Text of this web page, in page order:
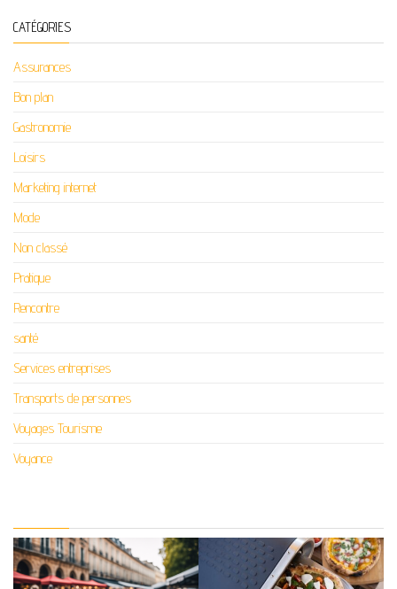
CATÉGORIES
Assurances
Bon plan
Gastronomie
Loisirs
Marketing internet
Mode
Non classé
Pratique
Rencontre
santé
Services entreprises
Transports de personnes
Voyages Tourisme
Voyance